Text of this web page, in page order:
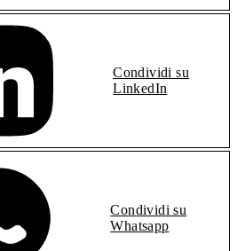
Condividi su
LinkedIn
Condividi su
Whatsapp